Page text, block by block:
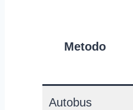
Metodo
Autobus